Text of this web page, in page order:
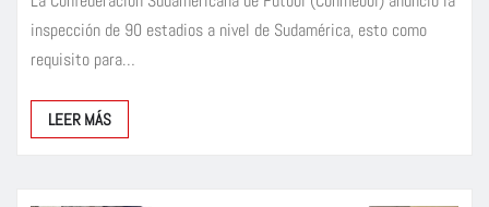
inspección de 90 estadios a nivel de Sudamérica, esto como
requisito para…
LEER MÁS